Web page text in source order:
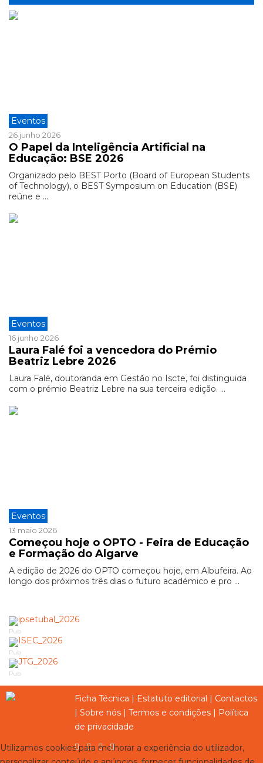
Eventos
26 junho 2026
O Papel da Inteligência Artificial na
Educação: BSE 2026
Organizado pelo BEST Porto (Board of European Students
of Technology), o BEST Symposium on Education (BSE)
reúne e ...
Eventos
16 junho 2026
Laura Falé foi a vencedora do Prémio
Beatriz Lebre 2026
Laura Falé, doutoranda em Gestão no Iscte, foi distinguida
com o prémio Beatriz Lebre na sua terceira edição. ...
Eventos
13 maio 2026
Começou hoje o OPTO - Feira de Educação
e Formação do Algarve
A edição de 2026 do OPTO começou hoje, em Albufeira. Ao
longo dos próximos três dias o futuro académico e pro ...
Pub
Pub
Pub
Ficha Técnica | Estatuto editorial | Contactos
| Sobre nós | Termos e condições | Política
de privacidade
Utilizamos cookies para melhorar a experiência do utilizador,